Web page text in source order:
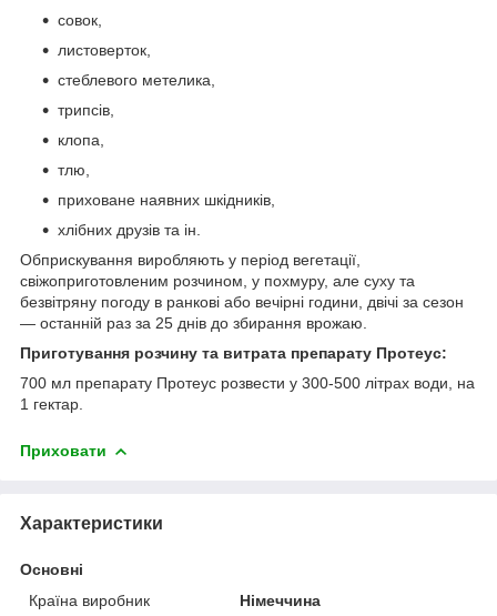
совок,
листоверток,
стеблевого метелика,
трипсів,
клопа,
тлю,
приховане наявних шкідників,
хлібних друзів та ін.
Обприскування виробляють у період вегетації,
свіжоприготовленим розчином, у похмуру, але суху та
безвітряну погоду в ранкові або вечірні години, двічі за сезон
— останній раз за 25 днів до збирання врожаю.
Приготування розчину та витрата препарату Протеус:
700 мл препарату Протеус розвести у 300-500 літрах води, на
1 гектар.
Приховати
Характеристики
Основні
Країна виробник
Німеччина